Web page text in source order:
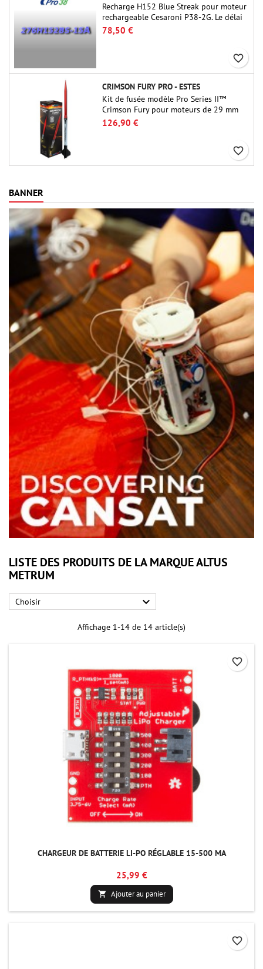
Recharge H152 Blue Streak pour moteur
rechargeable Cesaroni P38-2G. Le délai
de 15 secondes est réglable via l'outil
ProDAT 38
78,50 €
favorite_border
CRIMSON FURY PRO - ESTES
Kit de fusée modèle Pro Series II™
Crimson Fury pour moteurs de 29 mm
de type E, F et G. Conçu pour les
fuséologues confirmés, le Crimson Fury
126,90 €
favorite_border
BANNER
LISTE DES PRODUITS DE LA MARQUE ALTUS
METRUM
Choisir 
Affichage 1-14 de 14 article(s)
CHARGEUR DE BATTERIE LI-PO RÉGLABLE 15-500 MA
25,99 €
 Ajouter au panier
favorite_border
favorite_border